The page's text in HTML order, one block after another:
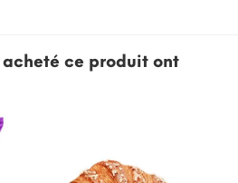
ce produit ont